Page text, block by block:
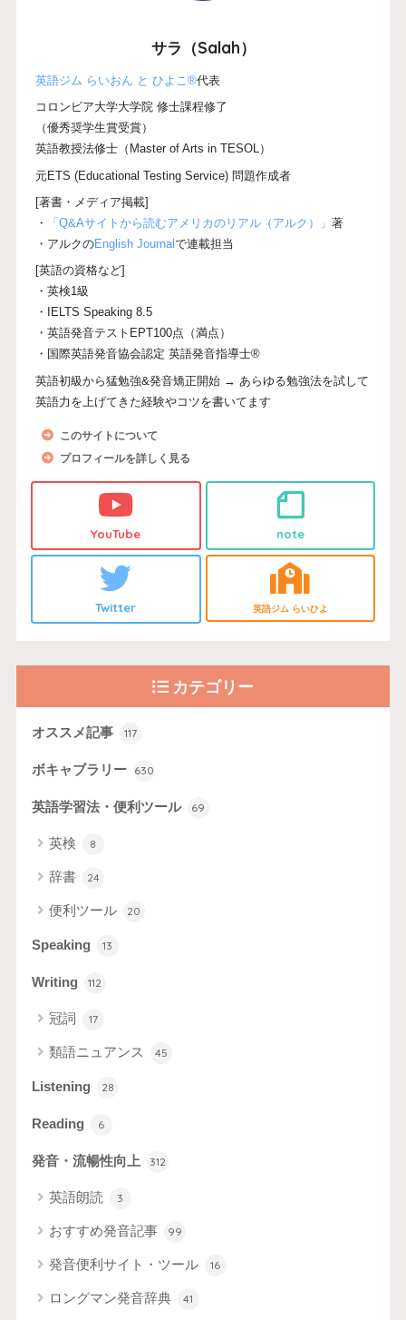
サラ（Salah）
英語ジム らいおん と ひよこ®代表
コロンビア大学大学院 修士課程修了
（優秀奨学生賞受賞）
英語教授法修士（Master of Arts in TESOL）
元ETS (Educational Testing Service) 問題作成者
[著書・メディア掲載]
・
「Q&Aサイトから読むアメリカのリアル（アルク）」著
・アルクのEnglish Journalで連載担当
[英語の資格など]
・英検1級
・IELTS Speaking 8.5
・英語発音テストEPT100点（満点）
・国際英語発音協会認定 英語発音指導士®
英語初級から猛勉強&発音矯正開始 → あらゆる勉強法を試して
英語力を上げてきた経験やコツを書いてます
このサイトについて
プロフィールを詳しく見る
YouTube note
Twitter 英語ジム らいひよ
カテゴリー
オススメ記事 117
ボキャブラリー 630
英語学習法・便利ツール 69
英検 8
辞書 24
便利ツール 20
Speaking 13
Writing 112
冠詞 17
類語ニュアンス 45
Listening 28
Reading 6
発音・流暢性向上 312
英語朗読 3
おすすめ発音記事 99
発音便利サイト・ツール 16
ロングマン発音辞典 41